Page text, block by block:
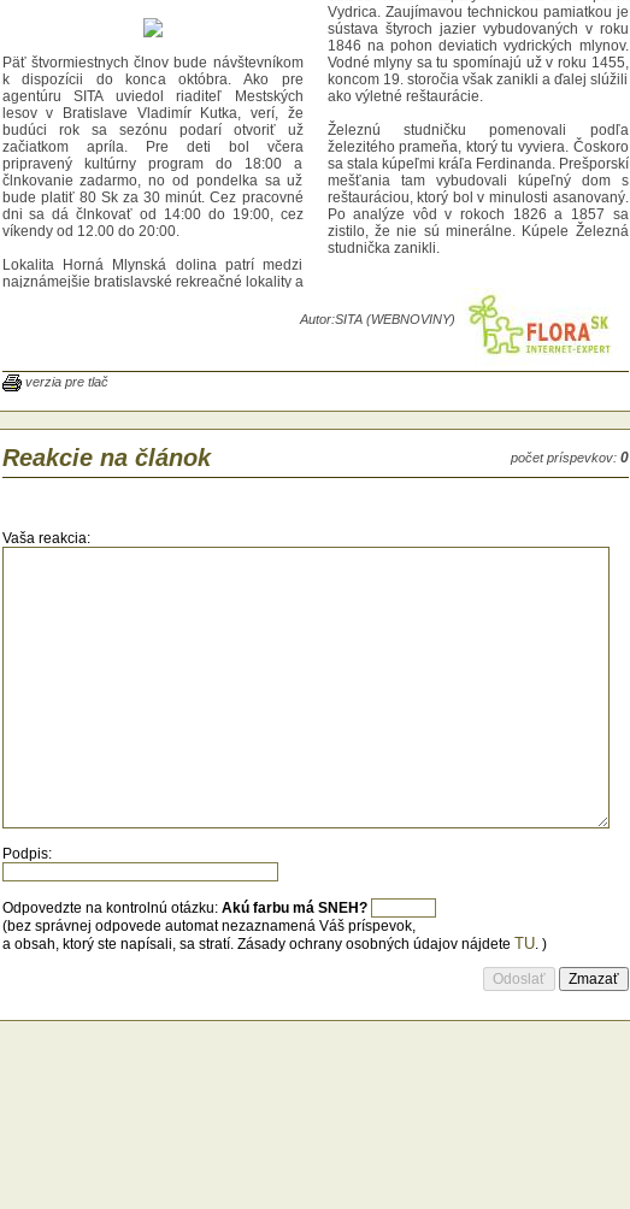
Päť štvormiestnych člnov bude návštevníkom
k dispozícii do konca októbra. Ako pre
agentúru SITA uviedol riaditeľ Mestských
lesov v Bratislave Vladimír Kutka, verí, že
budúci rok sa sezónu podarí otvoriť už
začiatkom apríla. Pre deti bol včera
pripravený kultúrny program do 18:00 a
člnkovanie zadarmo, no od pondelka sa už
bude platiť 80 Sk za 30 minút. Cez pracovné
dni sa dá člnkovať od 14:00 do 19:00, cez
víkendy od 12.00 do 20:00.
Lokalita Horná Mlynská dolina patrí medzi
najznámejšie bratislavské rekreačné lokality a
Nachádza sa na južnom okraji chránenej
1846 na pohon deviatich vydrických mlynov.
koncom 19. storočia však zanikli a ďalej slúžili
ako výletné reštaurácie.
Železnú studničku pomenovali podľa
reštauráciou, ktorý bol v minulosti asanovaný.
Po analýze vôd v rokoch 1826 a 1857 sa
Vydrica. Zaujímavou technickou pamiatkou je
sústava štyroch jazier vybudovaných v roku
1846 na pohon deviatich vydrických mlynov.
Vodné mlyny sa tu spomínajú už v roku 1455,
koncom 19. storočia však zanikli a ďalej slúžili
ako výletné reštaurácie.
Železnú studničku pomenovali podľa
železitého prameňa, ktorý tu vyviera. Čoskoro
sa stala kúpeľmi kráľa Ferdinanda. Prešporskí
mešťania tam vybudovali kúpeľný dom s
reštauráciou, ktorý bol v minulosti asanovaný.
Po analýze vôd v rokoch 1826 a 1857 sa
zistilo, že nie sú minerálne. Kúpele Železná
studnička zanikli.
Autor:SITA (WEBNOVINY)
verzia pre tlač
Reakcie na článok počet príspevkov: 0
Vaša reakcia:
Podpis:
Odpovedzte na kontrolnú otázku: Akú farbu má SNEH?
(bez správnej odpovede automat nezaznamená Váš príspevok,
a obsah, ktorý ste napísali, sa stratí. Zásady ochrany osobných údajov nájdete TU. )